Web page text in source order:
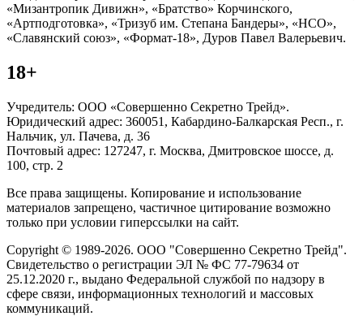
«Мизантропик Дивижн», «Братство» Корчинского,
«Артподготовка», «Тризуб им. Степана Бандеры», «НСО»,
«Славянский союз», «Формат-18», Дуров Павел Валерьевич.
18+
Учредитель: ООО «Совершенно Секретно Трейд».
Юридический адрес: 360051, Кабардино-Балкарская Респ., г.
Нальчик, ул. Пачева, д. 36
Почтовый адрес: 127247, г. Москва, Дмитровское шоссе, д.
100, стр. 2
Все права защищены. Копирование и использование
материалов запрещено, частичное цитирование возможно
только при условии гиперссылки на сайт.
Copyright © 1989-2026. ООО "Совершенно Секретно Трейд".
Свидетельство о регистрации ЭЛ № ФС 77-79634 от
25.12.2020 г., выдано Федеральной службой по надзору в
сфере связи, информационных технологий и массовых
коммуникаций.